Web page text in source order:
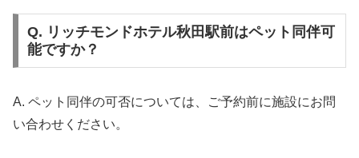
Q. リッチモンドホテル秋田駅前はペット同伴可
能ですか？
A. ペット同伴の可否については、ご予約前に施設にお問
い合わせください。